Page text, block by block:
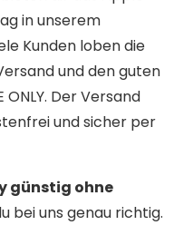
in unserem
Kunden loben die
und den guten
ONLY. Der Versand
und sicher per
günstig ohne
bei uns genau richtig.